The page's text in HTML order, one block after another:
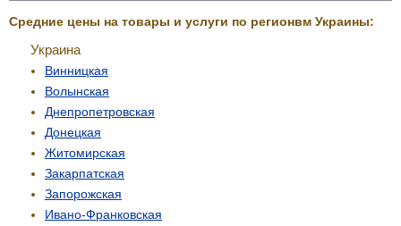
Средние цены на товары и услуги по регионвм Украины:
Украина
Винницкая
Волынская
Днепропетровская
Донецкая
Житомирская
Закарпатская
Запорожская
Ивано-Франковская